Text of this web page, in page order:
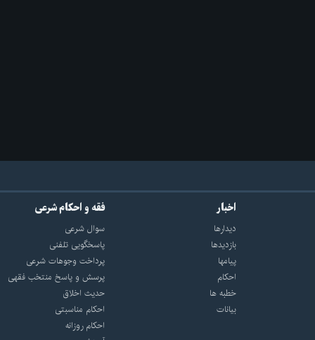
اخبار
دیدارها
بازديدها
پيامها
احكام
خطبه ها
بیانات
فقه و احکام شرعی
سوال شرعی
پاسخگویی تلفنی
پرداخت وجوهات شرعی
پرسش و پاسخ منتخب فقهی
حدیث اخلاق
احکام مناسبتی
احکام روزانه